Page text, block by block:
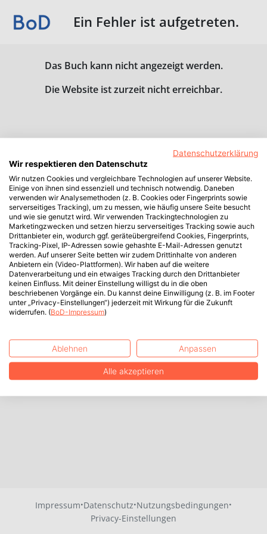
Ein Fehler ist aufgetreten.
Das Buch kann nicht angezeigt werden.
Die Website ist zurzeit nicht erreichbar.
Impressum·Datenschutz·Nutzungsbedingungen·
Privacy-Einstellungen
Datenschutzerklärung
Wir respektieren den Datenschutz
Wir nutzen Cookies und vergleichbare Technologien auf unserer Website.
Einige von ihnen sind essenziell und technisch notwendig. Daneben
verwenden wir Analysemethoden (z. B. Cookies oder Fingerprints sowie
serverseitiges Tracking), um zu messen, wie häufig unsere Seite besucht
und wie sie genutzt wird. Wir verwenden Trackingtechnologien zu
Marketingzwecken und setzen hierzu serverseitiges Tracking sowie auch
Drittanbieter ein, wodurch ggf. geräteübergreifend Cookies, Fingerprints,
Tracking-Pixel, IP-Adressen sowie gehashte E-Mail-Adressen genutzt
werden. Auf unserer Seite betten wir zudem Drittinhalte von anderen
Anbietern ein (Video-Plattformen). Wir haben auf die weitere
Datenverarbeitung und ein etwaiges Tracking durch den Drittanbieter
keinen Einfluss. Mit deiner Einstellung willigst du in die oben
beschriebenen Vorgänge ein. Du kannst deine Einwilligung (z. B. im Footer
unter „Privacy-Einstellungen“) jederzeit mit Wirkung für die Zukunft
widerrufen. (BoD-Impressum)
Ablehnen Anpassen
Alle akzeptieren